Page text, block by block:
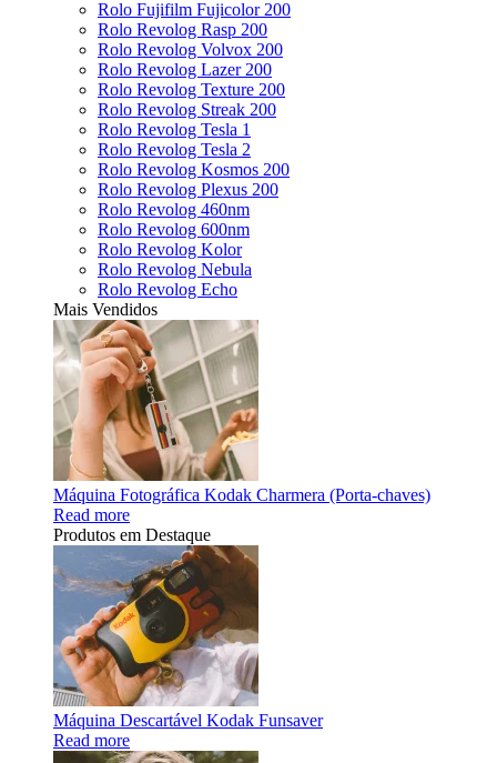
Rolo Fujifilm Fujicolor 200
Rolo Revolog Rasp 200
Rolo Revolog Volvox 200
Rolo Revolog Lazer 200
Rolo Revolog Texture 200
Rolo Revolog Streak 200
Rolo Revolog Tesla 1
Rolo Revolog Tesla 2
Rolo Revolog Kosmos 200
Rolo Revolog Plexus 200
Rolo Revolog 460nm
Rolo Revolog 600nm
Rolo Revolog Kolor
Rolo Revolog Nebula
Rolo Revolog Echo
Mais Vendidos
Máquina Fotográfica Kodak Charmera (Porta-chaves)
Read more
Produtos em Destaque
Máquina Descartável Kodak Funsaver
Read more